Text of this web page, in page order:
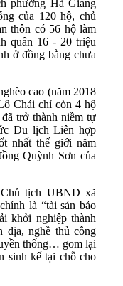
phường Hà Giang
của 120 hộ, chủ
thôn có 56 hộ làm
quân 16 - 20 triệu
ở đồng bằng chưa
cao (năm 2018
Chải chỉ còn 4 hộ
trở thành niềm tự
Du lịch Liên hợp
nhất thế giới năm
Quỳnh Sơn của
tịch UBND xã
là “tài sản bảo
khởi nghiệp thành
địa, nghề thủ công
thống… gom lại
sinh kế tại chỗ cho